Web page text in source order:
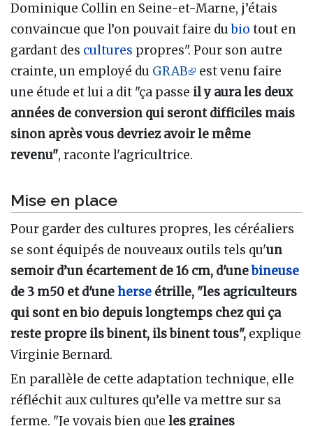
Dominique Collin en Seine-et-Marne, j’étais
convaincue que l’on pouvait faire dubio tout en
gardant des cultures propres". Pour son autre
crainte, un employé du GRAB
est venu faire
une étude et lui a dit "ça passe il y aura les deux
années de conversion qui seront difficiles mais
sinon après vous devriez avoir le même
revenu", raconte l'agricultrice.
Mise en place
Pour garder des cultures propres, les céréaliers
se sont équipés de nouveaux outils tels qu'un
semoir d’un écartement de 16 cm, d'unebineuse
de 3 m50 et d'uneherse étrille, "les agriculteurs
qui sont en bio depuis longtemps chez qui ça
reste propre ils binent, ils binent tous", explique
Virginie Bernard.
En parallèle de cette adaptation technique, elle
réfléchit aux cultures qu’elle va mettre sur sa
ferme. "Je voyais bien que les graines